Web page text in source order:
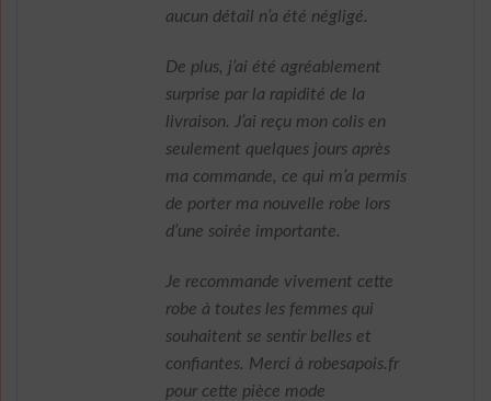
aucun détail n’a été négligé.
De plus, j’ai été agréablement
surprise par la rapidité de la
livraison. J’ai reçu mon colis en
seulement quelques jours après
ma commande, ce qui m’a permis
de porter ma nouvelle robe lors
d’une soirée importante.
Je recommande vivement cette
robe à toutes les femmes qui
souhaitent se sentir belles et
confiantes. Merci à robesapois.fr
pour cette pièce mode